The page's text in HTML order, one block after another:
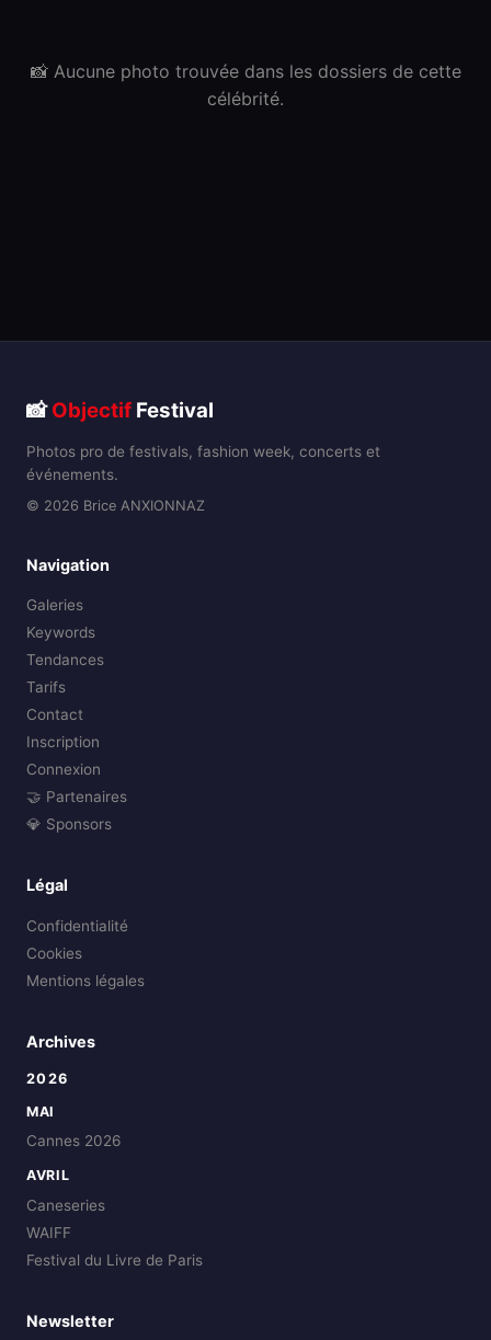
📸 Aucune photo trouvée dans les dossiers de cette
célébrité.
📸Objectif Festival
Photos pro de festivals, fashion week, concerts et
événements.
© 2026 Brice ANXIONNAZ
Navigation
Galeries
Keywords
Tendances
Tarifs
Contact
Inscription
Connexion
🤝 Partenaires
💎 Sponsors
Légal
Confidentialité
Cookies
Mentions légales
Archives
2026
MAI
Cannes 2026
AVRIL
Caneseries
WAIFF
Festival du Livre de Paris
Newsletter